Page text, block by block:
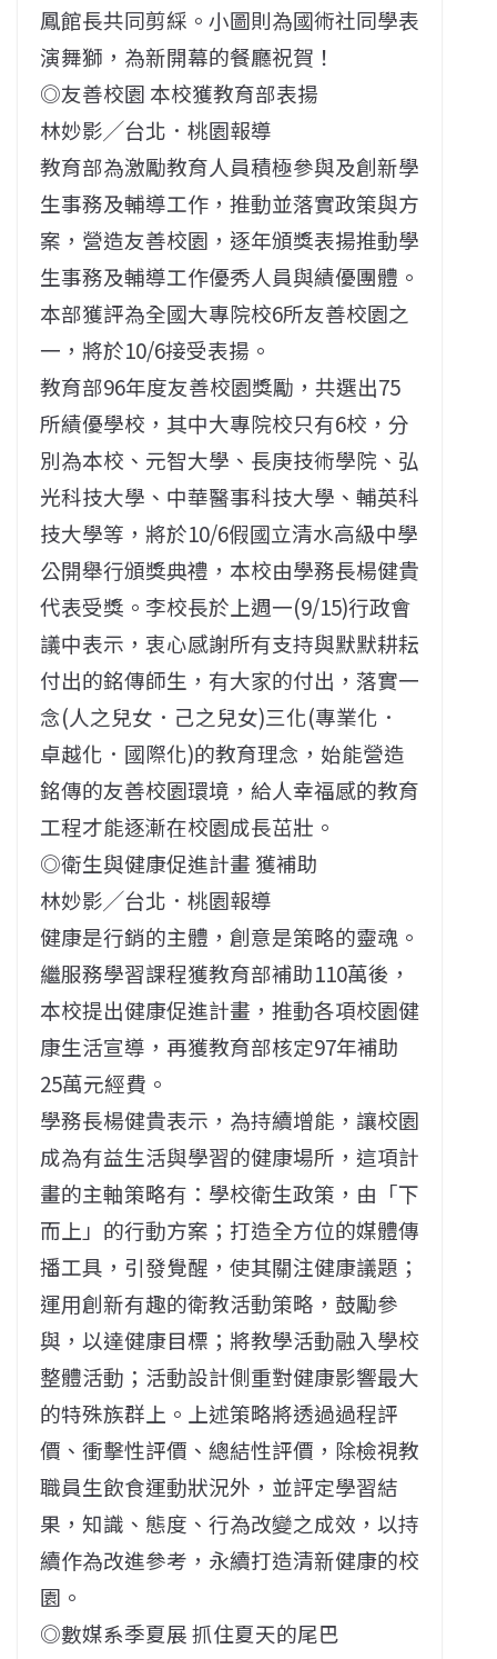
鳳館長共同剪綵。小圖則為國術社同學表
演舞獅，為新開幕的餐廳祝賀！
◎友善校園 本校獲教育部表揚
林妙影╱台北．桃園報導
教育部為激勵教育人員積極參與及創新學
生事務及輔導工作，推動並落實政策與方
案，營造友善校園，逐年頒獎表揚推動學
生事務及輔導工作優秀人員與績優團體。
本部獲評為全國大專院校6所友善校園之
一，將於10/6接受表揚。
教育部96年度友善校園獎勵，共選出75
所績優學校，其中大專院校只有6校，分
別為本校、元智大學、長庚技術學院、弘
光科技大學、中華醫事科技大學、輔英科
技大學等，將於10/6假國立清水高級中學
公開舉行頒獎典禮，本校由學務長楊健貴
代表受獎。李校長於上週一(9/15)行政會
議中表示，衷心感謝所有支持與默默耕耘
付出的銘傳師生，有大家的付出，落實一
念(人之兒女．己之兒女)三化(專業化．
卓越化．國際化)的教育理念，始能營造
銘傳的友善校園環境，給人幸福感的教育
工程才能逐漸在校園成長茁壯。
◎衛生與健康促進計畫 獲補助
林妙影╱台北．桃園報導
健康是行銷的主體，創意是策略的靈魂。
繼服務學習課程獲教育部補助110萬後，
本校提出健康促進計畫，推動各項校園健
康生活宣導，再獲教育部核定97年補助
25萬元經費。
學務長楊健貴表示，為持續增能，讓校園
成為有益生活與學習的健康場所，這項計
畫的主軸策略有：學校衛生政策，由「下
而上」的行動方案；打造全方位的媒體傳
播工具，引發覺醒，使其關注健康議題；
運用創新有趣的衛教活動策略，鼓勵參
與，以達健康目標；將教學活動融入學校
整體活動；活動設計側重對健康影響最大
的特殊族群上。上述策略將透過過程評
價、衝擊性評價、總結性評價，除檢視教
職員生飲食運動狀況外，並評定學習結
果，知識、態度、行為改變之成效，以持
續作為改進參考，永續打造清新健康的校
園。
◎數媒系季夏展 抓住夏天的尾巴